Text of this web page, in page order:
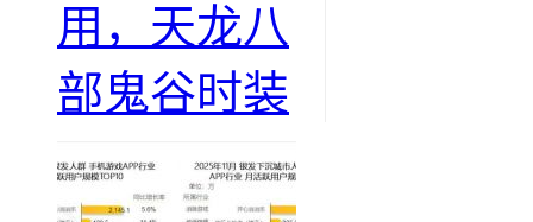
用，天龙八
部鬼谷时装